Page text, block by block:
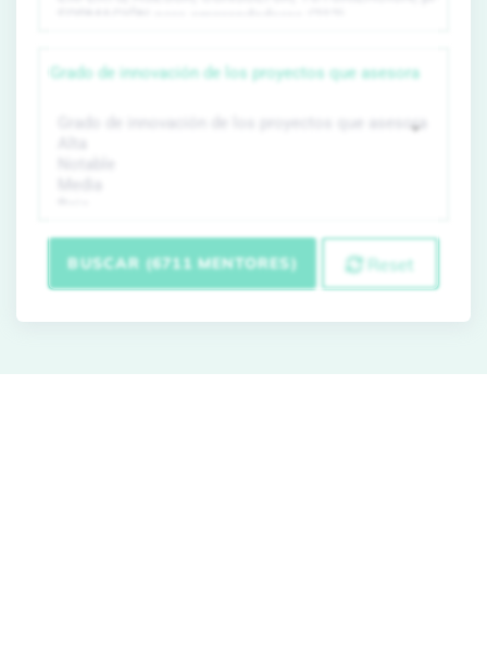
Grado de innovación de los proyectos que asesora
BUSCAR (6711 MENTORES) Reset